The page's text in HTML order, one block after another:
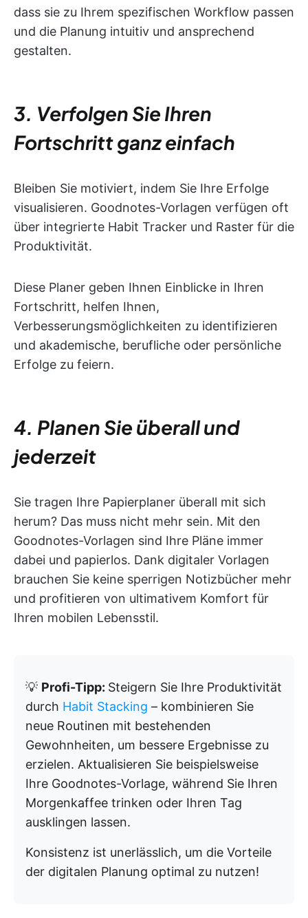
dass sie zu Ihrem spezifischen Workflow passen
und die Planung intuitiv und ansprechend
gestalten.
3. Verfolgen Sie Ihren
Fortschritt ganz einfach
Bleiben Sie motiviert, indem Sie Ihre Erfolge
visualisieren. Goodnotes-Vorlagen verfügen oft
über integrierte Habit Tracker und Raster für die
Produktivität.
Diese Planer geben Ihnen Einblicke in Ihren
Fortschritt, helfen Ihnen,
Verbesserungsmöglichkeiten zu identifizieren
und akademische, berufliche oder persönliche
Erfolge zu feiern.
4. Planen Sie überall und
jederzeit
Sie tragen Ihre Papierplaner überall mit sich
herum? Das muss nicht mehr sein. Mit den
Goodnotes-Vorlagen sind Ihre Pläne immer
dabei und papierlos. Dank digitaler Vorlagen
brauchen Sie keine sperrigen Notizbücher mehr
und profitieren von ultimativem Komfort für
Ihren mobilen Lebensstil.
💡 Profi-Tipp: Steigern Sie Ihre Produktivität
durch Habit Stacking – kombinieren Sie
neue Routinen mit bestehenden
Gewohnheiten, um bessere Ergebnisse zu
erzielen. Aktualisieren Sie beispielsweise
Ihre Goodnotes-Vorlage, während Sie Ihren
Morgenkaffee trinken oder Ihren Tag
ausklingen lassen.
Konsistenz ist unerlässlich, um die Vorteile
der digitalen Planung optimal zu nutzen!